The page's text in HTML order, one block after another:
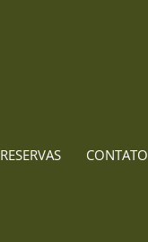
RESERVAS CONTATO